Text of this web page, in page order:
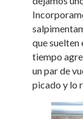
que suelten
tiempo
un par de
picado y lo